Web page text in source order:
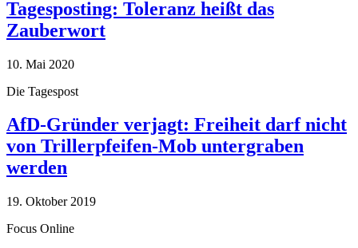
Tagesposting: Toleranz heißt das
Zauberwort
10. Mai 2020
Die Tagespost
AfD-Gründer verjagt: Freiheit darf nicht
von Trillerpfeifen-Mob untergraben
werden
19. Oktober 2019
Focus Online